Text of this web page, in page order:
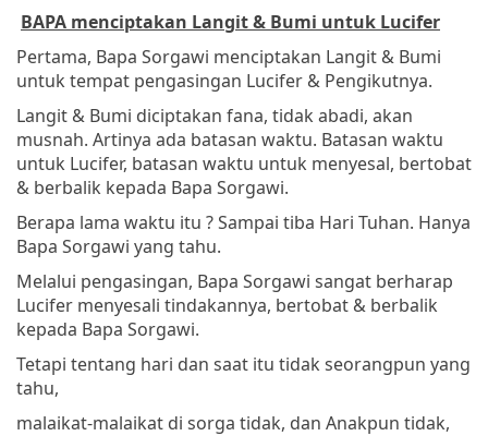
BAPA menciptakan Langit & Bumi untuk Lucifer
Pertama, Bapa Sorgawi menciptakan Langit & Bumi
untuk tempat pengasingan Lucifer & Pengikutnya.
Langit & Bumi diciptakan fana, tidak abadi, akan
musnah. Artinya ada batasan waktu. Batasan waktu
untuk Lucifer, batasan waktu untuk menyesal, bertobat
& berbalik kepada Bapa Sorgawi.
Berapa lama waktu itu ? Sampai tiba Hari Tuhan. Hanya
Bapa Sorgawi yang tahu.
Melalui pengasingan, Bapa Sorgawi sangat berharap
Lucifer menyesali tindakannya, bertobat & berbalik
kepada Bapa Sorgawi.
Tetapi tentang hari dan saat itu tidak seorangpun yang
tahu,
malaikat-malaikat di sorga tidak, dan Anakpun tidak,